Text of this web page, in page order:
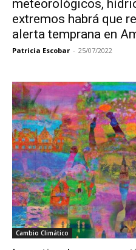
meteorológicos,
extremos habrá que
alerta temprana en
Patricia Escobar - 25/07/2022
Cambio Climático